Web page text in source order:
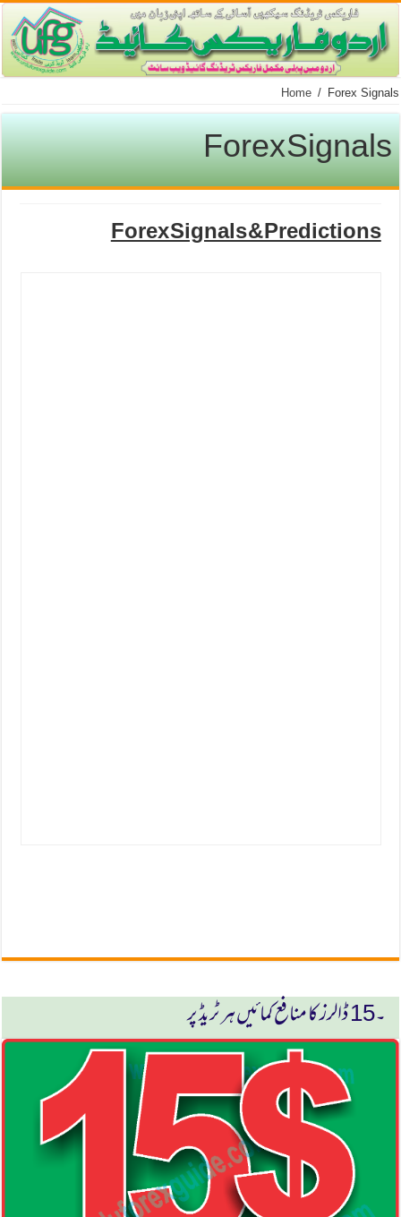
Home / Forex Signals
Forex Signals
Forex Signals & Predictions
۔15 ڈالرز كا منافع كمائیں ہر ٹریڈ پر